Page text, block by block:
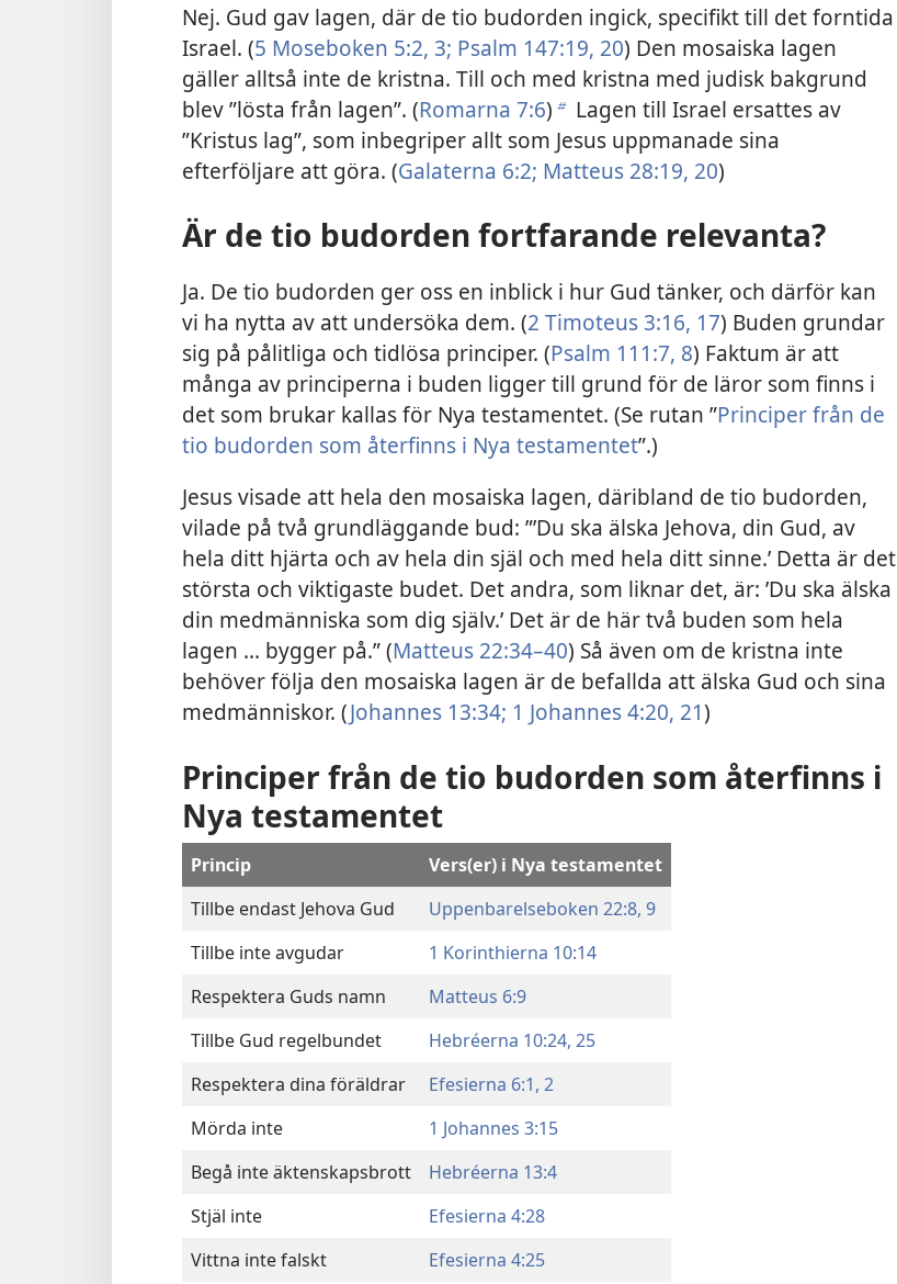
Nej. Gud gav lagen, där de tio budorden ingick, specifikt till det forntida
Israel. (5 Moseboken 5:2, 3; Psalm 147:19, 20) Den mosaiska lagen
gäller alltså inte de kristna. Till och med kristna med judisk bakgrund
blev ”lösta från lagen”. (Romarna 7:6) b Lagen till Israel ersattes av
”Kristus lag”, som inbegriper allt som Jesus uppmanade sina
efterföljare att göra. (Galaterna 6:2; Matteus 28:19, 20)
Är de tio budorden fortfarande relevanta?
Ja. De tio budorden ger oss en inblick i hur Gud tänker, och därför kan
vi ha nytta av att undersöka dem. (2 Timoteus 3:16, 17) Buden grundar
sig på pålitliga och tidlösa principer. (Psalm 111:7, 8) Faktum är att
många av principerna i buden ligger till grund för de läror som finns i
det som brukar kallas för Nya testamentet. (Se rutan ”Principer från de
tio budorden som återfinns i Nya testamentet”.)
Jesus visade att hela den mosaiska lagen, däribland de tio budorden,
vilade på två grundläggande bud: ”’Du ska älska Jehova, din Gud, av
hela ditt hjärta och av hela din själ och med hela ditt sinne.’ Detta är det
största och viktigaste budet. Det andra, som liknar det, är: ’Du ska älska
din medmänniska som dig själv.’ Det är de här två buden som hela
lagen ... bygger på.” (Matteus 22:34–40) Så även om de kristna inte
behöver följa den mosaiska lagen är de befallda att älska Gud och sina
medmänniskor. (Johannes 13:34; 1 Johannes 4:20, 21)
Principer från de tio budorden som återfinns i
Nya testamentet
Princip
Vers(er) i Nya testamentet
Tillbe endast Jehova Gud
Uppenbarelseboken 22:8, 9
Tillbe inte avgudar
1 Korinthierna 10:14
Respektera Guds namn
Matteus 6:9
Tillbe Gud regelbundet
Hebréerna 10:24, 25
Respektera dina föräldrar
Efesierna 6:1, 2
Mörda inte
1 Johannes 3:15
Begå inte äktenskapsbrott
Hebréerna 13:4
Stjäl inte
Efesierna 4:28
Vittna inte falskt
Efesierna 4:25